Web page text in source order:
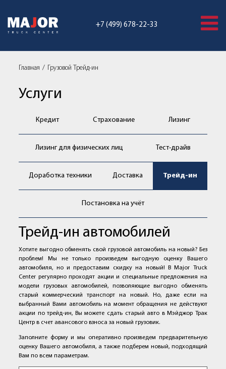
+7 (499) 678-22-33
Главная Грузовой Трейд-ин
Услуги
Кредит Страхование Лизинг
Лизинг для физических лиц Тест-драйв
Доработка техники Доставка Трейд-ин
Постановка на учёт
Трейд-ин автомобилей
Хотите выгодно обменять свой грузовой автомобиль на новый? Без
проблем! Мы не только произведем выгодную оценку Вашего
автомобиля, но и предоставим скидку на новый! В Major Truck
Center регулярно проходят акции и специальные предложения на
модели грузовых автомобилей, позволяющие выгодно обменять
старый коммерческий транспорт на новый. Но, даже если на
выбранный Вами автомобиль на момент обращения не действуют
акции по трейд-ин, Вы можете сдать старый авто в Мэйджор Трак
Центр в счет авансового взноса за новый грузовик.
Заполните форму и мы оперативно произведем предварительную
оценку Вашего автомобиля, а также подберем новый, подходящий
Вам по всем параметрам.